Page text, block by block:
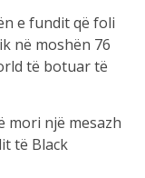
e fundit që foli
në moshën 76
të botuar të
mori një mesazh
të Black